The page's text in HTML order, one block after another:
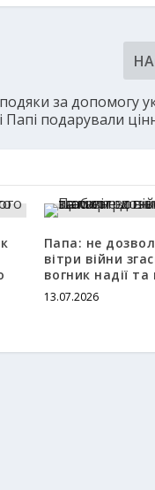
за допомогу
Папі подарували
Папа: не
вітри війни
вогник надії
13.07.2026